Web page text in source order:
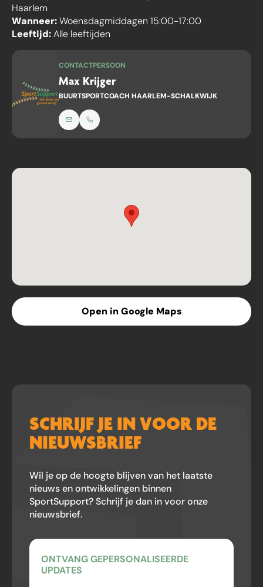
Haarlem
Wanneer:Woensdagmiddagen 15:00-17:00
Leeftijd:Alle leeftijden
CONTACTPERSOON
Max Krijger
BUURTSPORTCOACH HAARLEM-SCHALKWIJK
Open in Google Maps
SCHRIJF JE IN VOOR DE
NIEUWSBRIEF
Wil je op de hoogte blijven van het laatste
nieuws en ontwikkelingen binnen
SportSupport? Schrijf je dan in voor onze
nieuwsbrief.
ONTVANG GEPERSONALISEERDE
UPDATES